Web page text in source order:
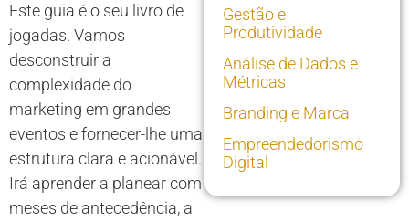
Este guia é o seu livro de
jogadas. Vamos
desconstruir a
complexidade do
marketing em grandes
eventos e fornecer-lhe uma
estrutura clara e acionável.
Irá aprender a planear com
meses de antecedência, a
Gestão e
Produtividade
Análise de Dados e
Métricas
Branding e Marca
Empreendedorismo
Digital